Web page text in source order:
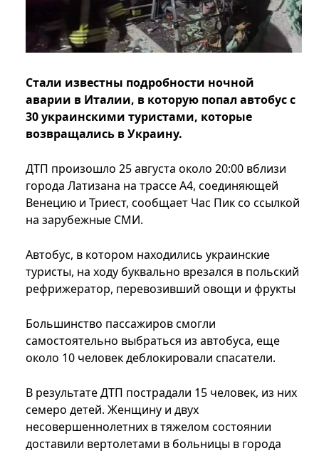
Стали известны подробности ночной
аварии в Италии, в которую попал автобус с
30 украинскими туристами, которые
возвращались в Украину.
ДТП произошло 25 августа около 20:00 вблизи
города Латизана на трассе A4, соединяющей
Венецию и Триест, сообщает Час Пик со ссылкой
на зарубежные СМИ.
Автобус, в котором находились украинские
туристы, на ходу буквально врезался в польский
рефрижератор, перевозивший овощи и фрукты
Большинство пассажиров смогли
самостоятельно выбраться из автобуса, еще
около 10 человек деблокировали спасатели.
В результате ДТП пострадали 15 человек, из них
семеро детей. Женщину и двух
несовершеннолетних в тяжелом состоянии
доставили вертолетами в больницы в города